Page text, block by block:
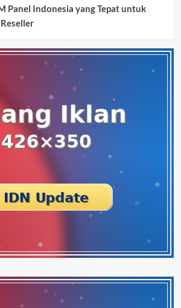
Panel Indonesia yang Tepat untuk